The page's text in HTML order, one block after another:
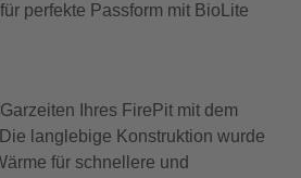
perfekte Passform mit BioLite
Ihres FirePit mit dem
langlebige Konstruktion wurde
für schnellere und